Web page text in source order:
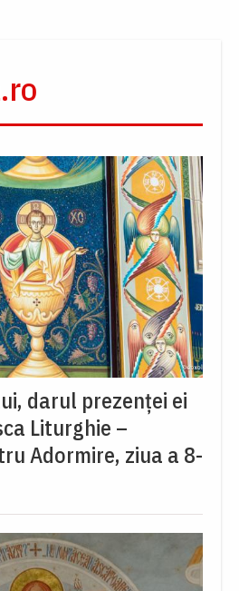
darul prezenței ei
Liturghie –
Adormire, ziua a 8-